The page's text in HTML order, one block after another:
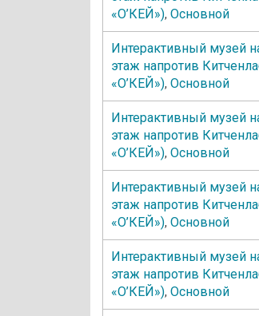
«О’КЕЙ»), Основной
Интерактивный музей
этаж напротив
«О’КЕЙ»), Основной
Интерактивный музей
этаж напротив
«О’КЕЙ»), Основной
Интерактивный музей
этаж напротив
«О’КЕЙ»), Основной
Интерактивный музей
этаж напротив
«О’КЕЙ»), Основной